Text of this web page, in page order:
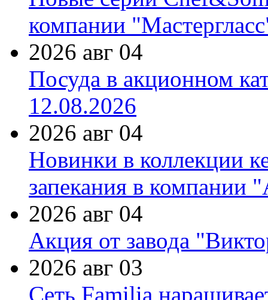
компании
2026 авг 04
Посуда в акционном
12.08.2026
2026 авг 04
Новинки в коллекции
запекания в компании
2026 авг 04
Акция от завода
2026 авг 03
Сеть Familia